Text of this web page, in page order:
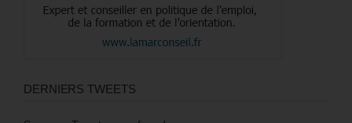
DERNIERS TWEETS